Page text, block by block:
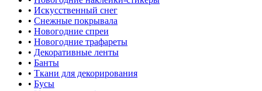
• Искусственный снег
• Снежные покрывала
• Новогодние спреи
• Новогодние трафареты
• Декоративные ленты
• Банты
• Ткани для декорирования
• Бусы